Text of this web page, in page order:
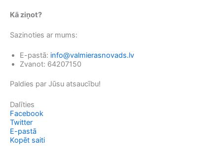
Kā ziņot?
Sazinoties ar mums:
E-pastā: info@valmierasnovads.lv
Zvanot: 64207150
Paldies par Jūsu atsaucību!
Dalīties
Facebook
Twitter
E-pastā
Kopēt saiti